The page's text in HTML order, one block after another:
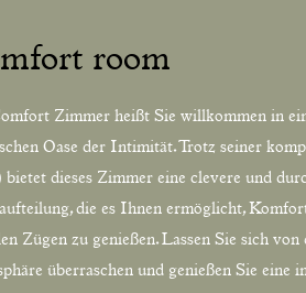
room
Zimmer heißt Sie willkommen in
Oase der Intimität. Trotz seiner
bietet dieses Zimmer eine clevere und
die es Ihnen ermöglicht,
Zügen zu genießen. Lassen Sie sich von
überraschen und genießen Sie eine